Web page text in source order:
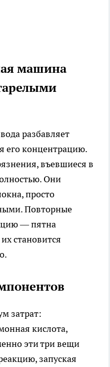
машина
разбавляет
его концентрацию.
въевшиеся в
Они
просто
Повторные
— пятна
становится
затрат:
кислота,
эти три вещи
запуская